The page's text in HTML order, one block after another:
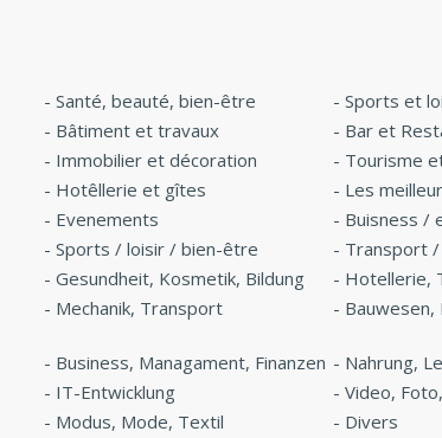
- Santé, beauté, bien-être - Sports et
- Bâtiment et travaux - Bar et
- Immobilier et décoration - Tourisme
- Hotêllerie et gîtes - Les
- Evenements - Buisness /
- Sports / loisir / bien-être - Transport
- Gesundheit, Kosmetik, Bildung - Hotellerie,
- Mechanik, Transport - Bauwesen,
- Business, Managament, Finanzen - Nahrung,
- IT-Entwicklung - Video,
- Modus, Mode, Textil - Divers